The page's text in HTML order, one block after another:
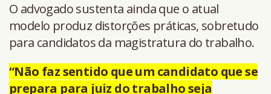
O advogado sustenta ainda que o atual
modelo produz distorções práticas, sobretudo
para candidatos da magistratura do trabalho.
“Não faz sentido que um candidato que se
prepara para juiz do trabalho seja